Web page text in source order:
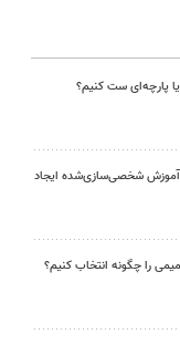
یا پارچه‌ای ست کنیم؟
آموزش شخصی‌سازی‌شده ایجاد
را چگونه انتخاب کنیم؟